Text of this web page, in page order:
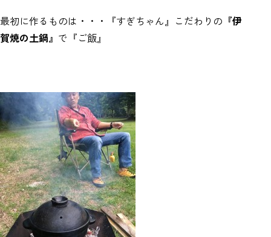
最初に作るものは・・・『すぎちゃん』こだわりの 『伊
賀焼の土鍋』 で『ご飯』